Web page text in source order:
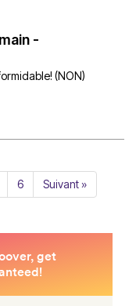
-
(NON)
6 Suivant »